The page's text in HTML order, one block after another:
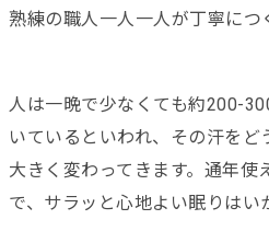
熟練の職人一人一人が丁寧につ
人は一晩で少なくても約200-
いているといわれ、その汗を
大きく変わってきます。通年使
で、サラッと心地よい眠りはい